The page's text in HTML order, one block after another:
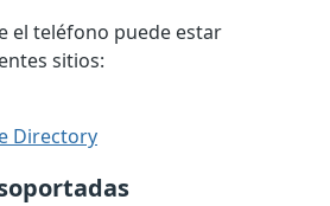
el teléfono puede estar
sitios:
Directory